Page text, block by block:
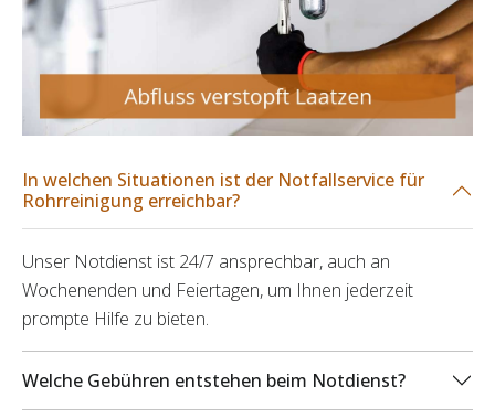
In welchen Situationen ist der Notfallservice für
Rohrreinigung erreichbar?
Unser Notdienst ist 24/7 ansprechbar, auch an
Wochenenden und Feiertagen, um Ihnen jederzeit
prompte Hilfe zu bieten.
Welche Gebühren entstehen beim Notdienst?